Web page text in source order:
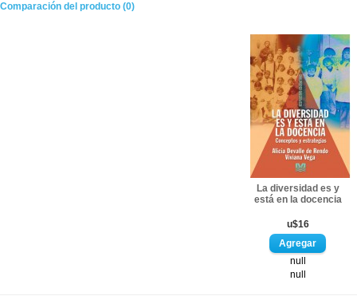
Comparación del producto (0)
La diversidad es y
está en la docencia
u$16
null
null